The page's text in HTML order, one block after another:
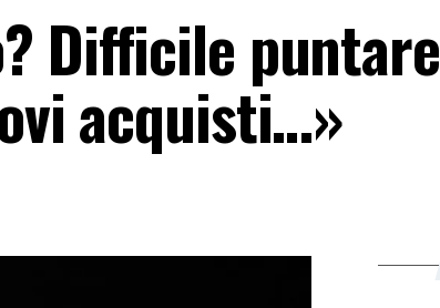
Difficile puntare
acquisti…»